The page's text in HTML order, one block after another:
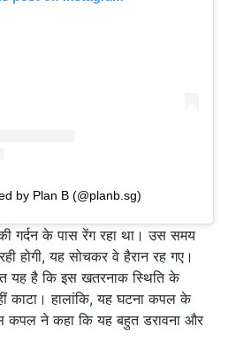
by Plan B (@planb.sg)
गर्दन के पास रेंग रहा था। उस समय
होगी, यह सोचकर वे हैरान रह गए।
यह है कि इस खतरनाक स्थिति के
काटा। हालांकि, यह घटना कपल के
कपल ने कहा कि यह बहुत डरावना और